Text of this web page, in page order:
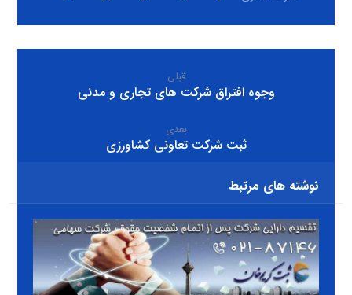
قبلی
وجوه افتراق شرکت های تجاری و مدنی
بعدی
ثبت شرکت تعاونی کشاورزی
نوشته های مرتبط